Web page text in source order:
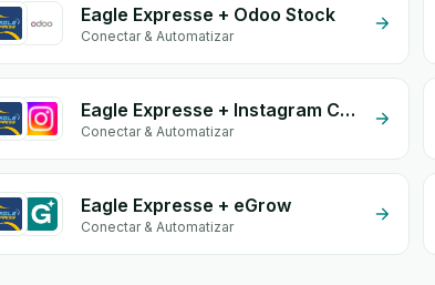
Eagle Expresse + Odoo Stock
Conectar & Automatizar
Eagle Expresse + Instagram Comment
Conectar & Automatizar
Eagle Expresse + eGrow
Conectar & Automatizar